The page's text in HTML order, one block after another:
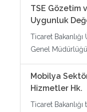
TSE Gözetim
Uygunluk
Ticaret
Genel Müdürlüğü
Mobilya
Hizmetler Hk.
Ticaret